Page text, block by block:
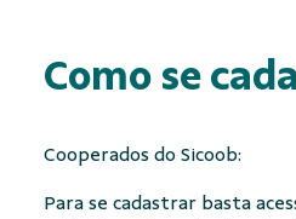
Como se
Cooperados do Sicoob:
Para se cadastrar basta